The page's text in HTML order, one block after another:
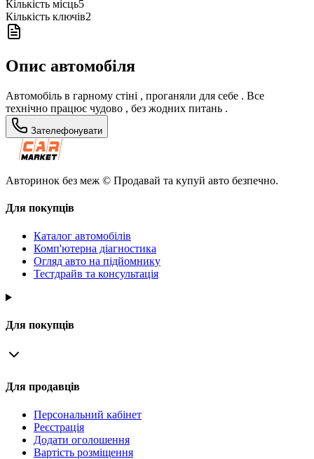
Кількість місць5
Кількість ключів2
Опис автомобіля
Автомобіль в гарному стіні , проганяли для себе . Все
технічно працює чудово , без жодних питань .
Зателефонувати
Авторинок без меж © Продавай та купуй авто безпечно.
Для покупців
Каталог автомобілів
Комп'ютерна діагностика
Огляд авто на підйомнику
Тестдрайв та консультація
Для покупців
Для продавців
Персональний кабінет
Реєстрація
Додати оголошення
Вартість розміщення